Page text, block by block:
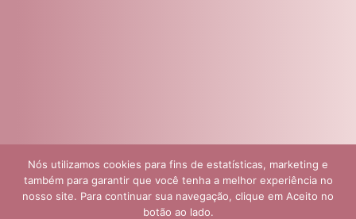
Nós utilizamos cookies para fins de estatísticas, marketing e
também para garantir que você tenha a melhor experiência no
nosso site. Para continuar sua navegação, clique em Aceito no
botão ao lado.